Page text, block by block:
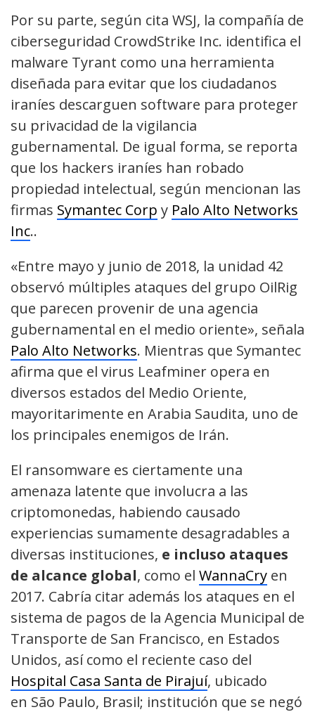
Por su parte, según cita WSJ, la compañía de
ciberseguridad CrowdStrike Inc. identifica el
malware Tyrant como una herramienta
diseñada para evitar que los ciudadanos
iraníes descarguen software para proteger
su privacidad de la vigilancia
gubernamental. De igual forma, se reporta
que los hackers iraníes han robado
propiedad intelectual, según mencionan las
firmas Symantec Corp y Palo Alto Networks
Inc..
«Entre mayo y junio de 2018, la unidad 42
observó múltiples ataques del grupo OilRig
que parecen provenir de una agencia
gubernamental en el medio oriente», señala
Palo Alto Networks. Mientras que Symantec
afirma que el virus Leafminer opera en
diversos estados del Medio Oriente,
mayoritarimente en Arabia Saudita, uno de
los principales enemigos de Irán.
El ransomware es ciertamente una
amenaza latente que involucra a las
criptomonedas, habiendo causado
experiencias sumamente desagradables a
diversas instituciones, e incluso ataques
de alcance global, como el WannaCry en
2017. Cabría citar además los ataques en el
sistema de pagos de la Agencia Municipal de
Transporte de San Francisco, en Estados
Unidos, así como el reciente caso del
Hospital Casa Santa de Pirajuí, ubicado
en São Paulo, Brasil; institución que se negó